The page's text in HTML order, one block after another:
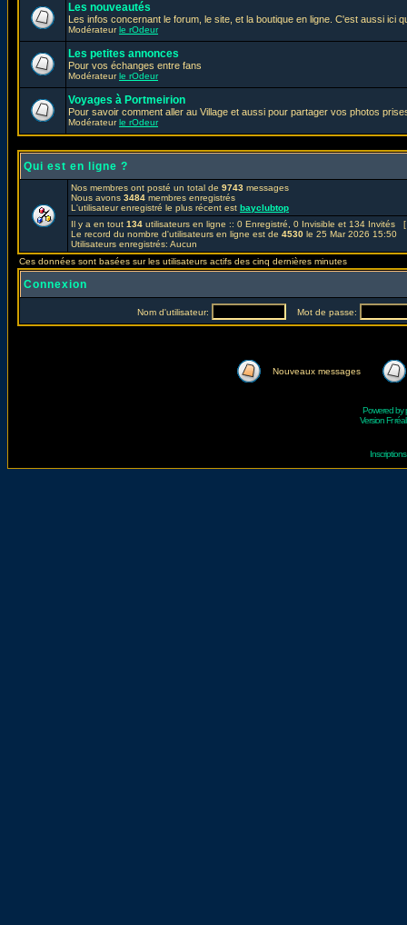
Les nouveautés
Les infos concernant le forum, le site, et la boutique en ligne. C'est aussi ici
Modérateurle rOdeur
Les petites annonces
Pour vos échanges entre fans
Modérateurle rOdeur
Voyages à Portmeirion
Pour savoir comment aller au Village et aussi pour partager vos photos
Modérateurle rOdeur
Qui est en ligne ?
Nos membres ont posté un total de 9743 messages
Nous avons 3484 membres enregistrés
L'utilisateur enregistré le plus récent est bayclubtop
Il y a en tout 134 utilisateurs en ligne :: 0 Enregistré, 0 Invisible et 134 Invités [
Le record du nombre d'utilisateurs en ligne est de 4530 le 25 Mar 2026 15:50
Utilisateurs enregistrés: Aucun
Ces données sont basées sur les utilisateurs actifs des cinq dernières minutes
Connexion
Nom d'utilisateur: Mot de passe:
Nouveaux messages
Powered by
Version Fr